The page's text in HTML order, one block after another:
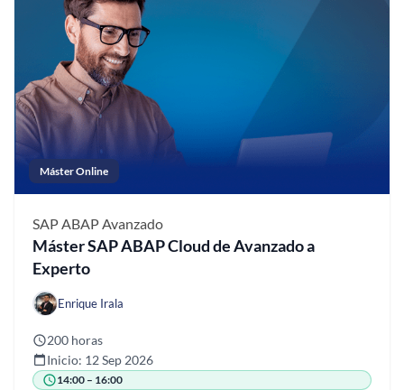
Máster Online
SAP ABAPAvanzado
Máster SAP ABAP Cloud de Avanzado a
Experto
Enrique Irala
200 horas
Inicio: 12 Sep 2026
14:00 – 16:00